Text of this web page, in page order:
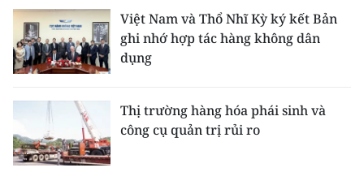
Việt Nam và Thổ Nhĩ Kỳ ký kết Bản
ghi nhớ hợp tác hàng không dân
dụng
Thị trường hàng hóa phái sinh và
công cụ quản trị rủi ro